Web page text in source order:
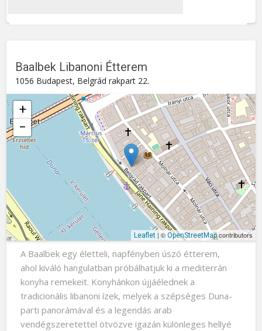
Baalbek Libanoni Étterem
1056 Budapest, Belgrád rakpart 22.
+
−
Leaflet| © OpenStreetMapcontributors
Baalbek Libanoni Étterem
Belgrád rakpart 22. , 1056Budapest
A Baalbek egy életteli, napfényben úszó étterem,
ahol kiváló hangulatban próbálhatjuk ki a mediterrán
konyha remekeit. Konyhánkon újjáélednek a
tradicionális libanoni ízek, melyek a szépséges Duna-
parti panorámával és a legendás arab
vendégszeretettel ötvözve igazán különleges hellyé